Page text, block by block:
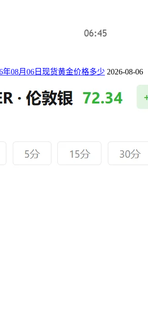
年08月06日现货黄金价格多少 2026-08-06